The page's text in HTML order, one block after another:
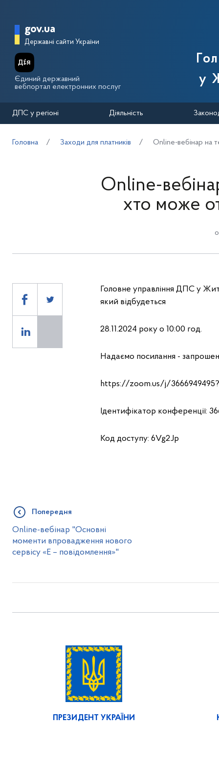
Головна сторінка Державної
gov.ua
Державні сайти України
Єдиний державний
вебпортал електронних послуг
у
ДПС у регіоні Діяльність
Головна Заходи для платників Оnline-вебінар на
Оnline-
хто може
Головне управління ДПС у
який відбудеться
28.11.2024 року о 10:00 год.
Надаємо посилання -
https://zoom.us/j/
Ідентифікатор конференції:
Код доступу: 6Vg2Jp
Попередня
Оnline-вебінар "Основні
моменти впровадження нового
сервісу «Е – повідомлення»"
ПРЕЗИДЕНТ УКРАЇНИ